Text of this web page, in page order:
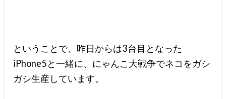
ということで、昨日からは3台目となった
iPhone5と一緒に、にゃんこ大戦争でネコをガシ
ガシ生産しています。